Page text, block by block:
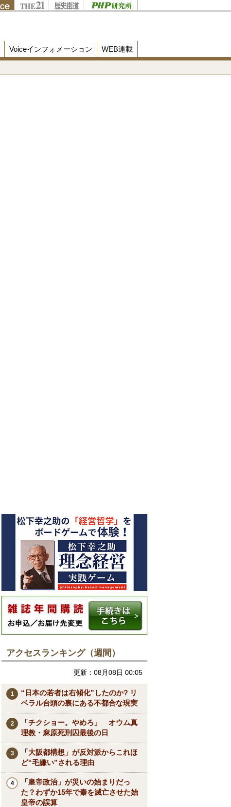
Voiceインフォメーション WEB連載
アクセスランキング（週間）
更新：08月08日 00:05
“日本の若者は右傾化”したのか? リ
ベラル台頭の裏にある不都合な現実
「チクショー。やめろ」 オウム真
理教・麻原死刑囚最後の日
「大阪都構想」が反対派からこれほ
ど“毛嫌い”される理由
「皇帝政治」が災いの始まりだっ
た？わずか15年で秦を滅亡させた始
皇帝の誤算